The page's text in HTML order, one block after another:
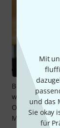
Mit
und das
Sie okay
für
Bevor das
wandert,
Oktavreinheit
Musikers